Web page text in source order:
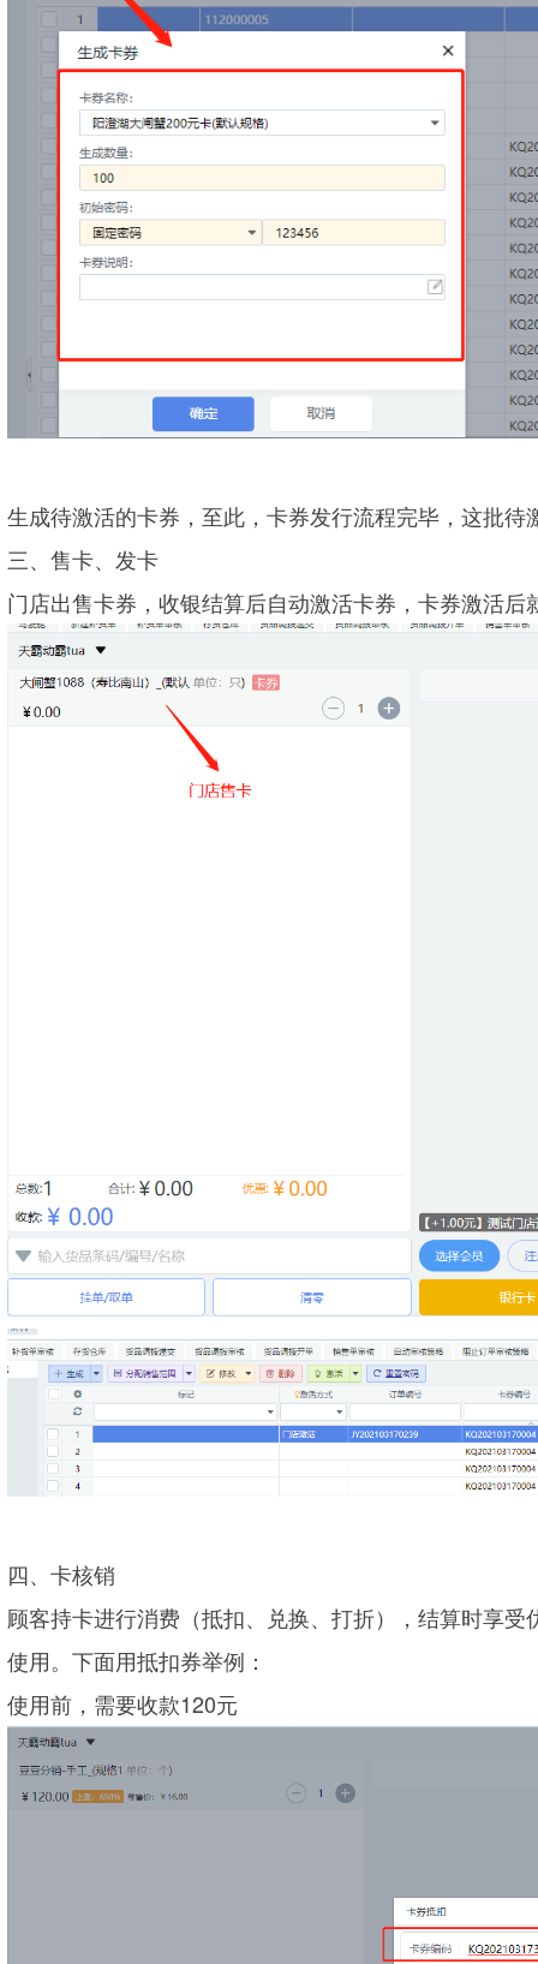
生成待激活的卡券，至此，卡券发行流程完毕，这批
三、售卡、发卡
门店出售卡券，收银结算后自动激活卡券，卡券激活后
四、卡核销
顾客持卡进行消费（抵扣、兑换、打折），结算时享
使用。下面用抵扣券举例：
使用前，需要收款120元